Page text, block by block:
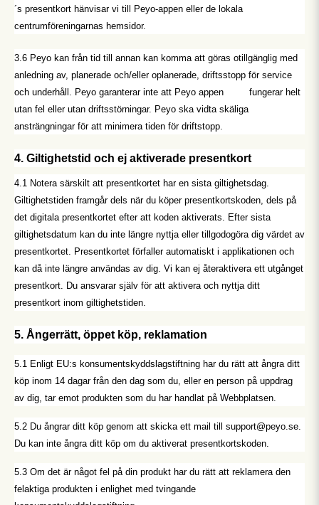
´s presentkort hänvisar vi till Peyo-appen eller de lokala
centrumföreningarnas hemsidor.
3.6 Peyo kan från tid till annan kan komma att göras otillgänglig med
anledning av, planerade och/eller oplanerade, driftsstopp för service
och underhåll. Peyo garanterar inte att Peyo appen fungerar helt
utan fel eller utan driftsstörningar. Peyo ska vidta skäliga
ansträngningar för att minimera tiden för driftstopp.
4. Giltighetstid och ej aktiverade presentkort
4.1 Notera särskilt att presentkortet har en sista giltighetsdag.
Giltighetstiden framgår dels när du köper presentkortskoden, dels på
det digitala presentkortet efter att koden aktiverats. Efter sista
giltighetsdatum kan du inte längre nyttja eller tillgodogöra dig värdet av
presentkortet. Presentkortet förfaller automatiskt i applikationen och
kan då inte längre användas av dig. Vi kan ej återaktivera ett utgånget
presentkort. Du ansvarar själv för att aktivera och nyttja ditt
presentkort inom giltighetstiden.
5. Ångerrätt, öppet köp, reklamation
5.1 Enligt EU:s konsumentskyddslagstiftning har du rätt att ångra ditt
köp inom 14 dagar från den dag som du, eller en person på uppdrag
av dig, tar emot produkten som du har handlat på Webbplatsen.
5.2 Du ångrar ditt köp genom att skicka ett mail till support@peyo.se.
Du kan inte ångra ditt köp om du aktiverat presentkortskoden.
5.3 Om det är något fel på din produkt har du rätt att reklamera den
felaktiga produkten i enlighet med tvingande